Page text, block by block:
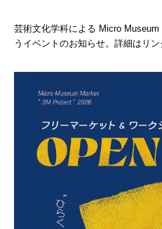
芸術文化学科による Micro
うイベントのお知らせ。詳細はリン